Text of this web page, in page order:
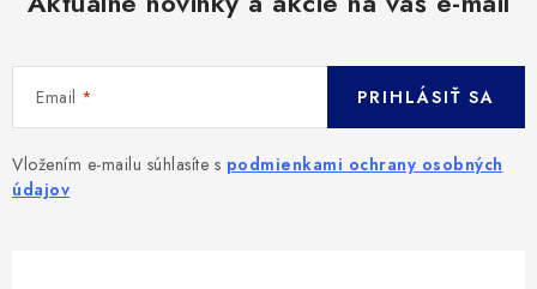
Email
Vložením e-mailu súhlasíte s podmienkami ochrany osobných
údajov
PRIHLÁSIŤ SA